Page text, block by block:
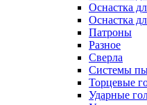
Оснастка
Оснастка
Патроны
Разное
Сверла
Системы
Торцевые
Ударные